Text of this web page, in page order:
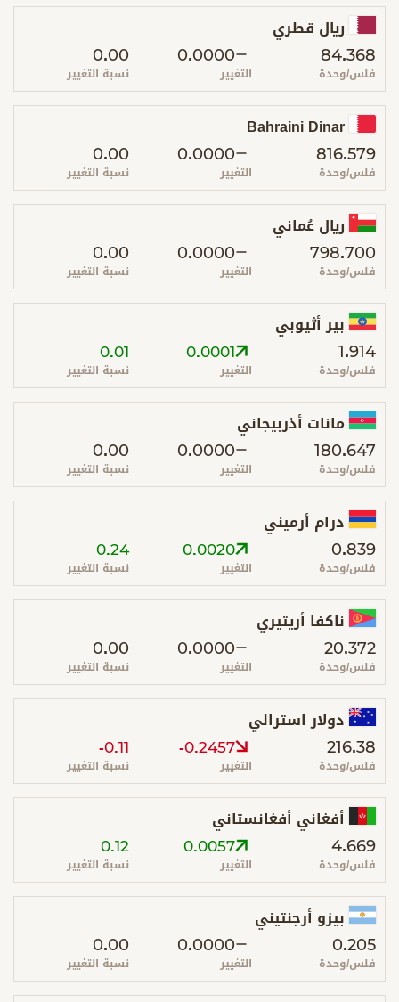
ريال قطري
84.368
فلس/وحدة
0.0000
التغيير
0.00
نسبة التغيير
Bahraini Dinar
816.579
فلس/وحدة
0.0000
التغيير
0.00
نسبة التغيير
ريال عُماني
798.700
فلس/وحدة
0.0000
التغيير
0.00
نسبة التغيير
بير أثيوبي
1.914
فلس/وحدة
0.0001
التغيير
0.01
نسبة التغيير
مانات أذربيجاني
180.647
فلس/وحدة
0.0000
التغيير
0.00
نسبة التغيير
درام أرميني
0.839
فلس/وحدة
0.0020
التغيير
0.24
نسبة التغيير
ناكفا أريتيري
20.372
فلس/وحدة
0.0000
التغيير
0.00
نسبة التغيير
دولار استرالي
216.38
فلس/وحدة
-0.2457
التغيير
-0.11
نسبة التغيير
أفغاني أفغانستاني
4.669
فلس/وحدة
0.0057
التغيير
0.12
نسبة التغيير
بيزو أرجنتيني
0.205
فلس/وحدة
0.0000
التغيير
0.00
نسبة التغيير